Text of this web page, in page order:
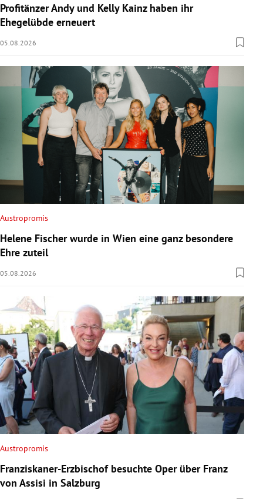
Profitänzer Andy und Kelly Kainz haben ihr
Ehegelübde erneuert
05.08.2026
Austropromis
Helene Fischer wurde in Wien eine ganz besondere
Ehre zuteil
05.08.2026
Austropromis
Franziskaner-Erzbischof besuchte Oper über Franz
von Assisi in Salzburg